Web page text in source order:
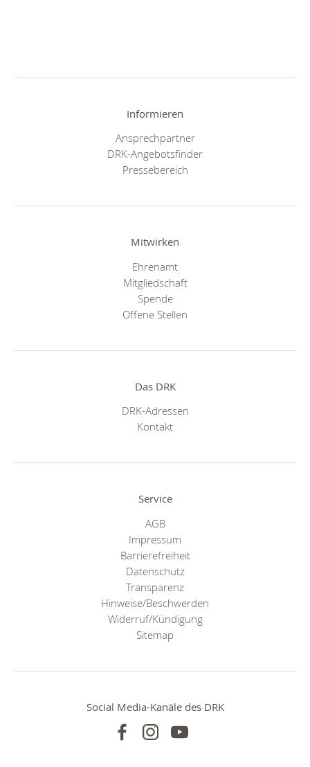
Informieren
Ansprechpartner
DRK-Angebotsfinder
Pressebereich
Mitwirken
Ehrenamt
Mitgliedschaft
Spende
Offene Stellen
Das DRK
DRK-Adressen
Kontakt
Service
AGB
Impressum
Barrierefreiheit
Datenschutz
Transparenz
Hinweise/Beschwerden
Widerruf/Kündigung
Sitemap
Social Media-Kanäle des DRK